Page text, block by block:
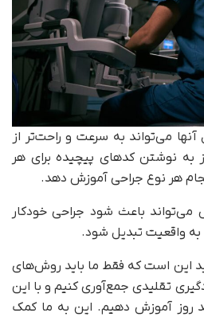
می‌تواند به سرعت و راحت‌تر از
نوشتن کدهای پیچیده برای هر
هر نوع جراحی آموزش دهد.
باعث شود جراحی خودکار
به واقعیت تبدیل شود.
این است که فقط ما باید روش‌های
تقلیدی جمع‌آوری کنیم و با این
روز آموزش دهیم. این به ما کمک